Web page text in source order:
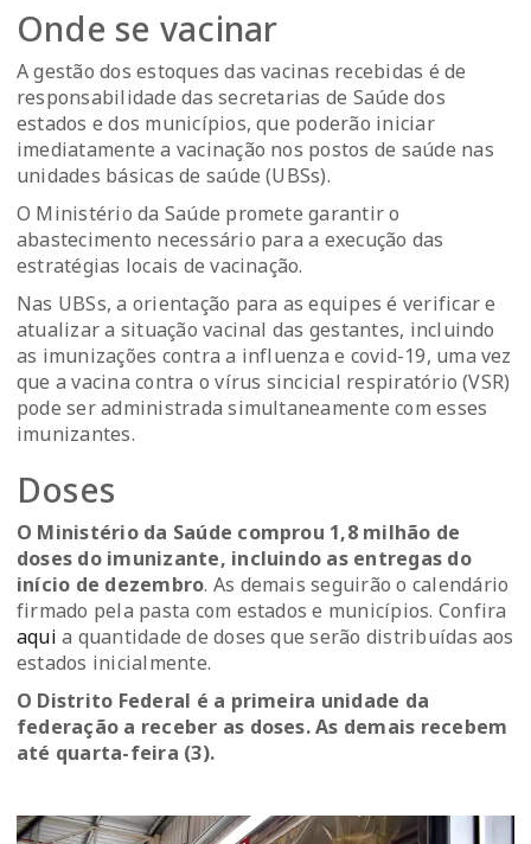
Onde se vacinar
A gestão dos estoques das vacinas recebidas é de
responsabilidade das secretarias de Saúde dos
estados e dos municípios, que poderão iniciar
imediatamente a vacinação nos postos de saúde nas
unidades básicas de saúde (UBSs).
O Ministério da Saúde promete garantir o
abastecimento necessário para a execução das
estratégias locais de vacinação.
Nas UBSs, a orientação para as equipes é verificar e
atualizar a situação vacinal das gestantes, incluindo
as imunizações contra a influenza e covid-19, uma vez
que a vacina contra o vírus sincicial respiratório (VSR)
pode ser administrada simultaneamente com esses
imunizantes.
Doses
O Ministério da Saúde comprou 1,8 milhão de
doses do imunizante, incluindo as entregas do
início de dezembro. As demais seguirão o calendário
firmado pela pasta com estados e municípios. Confira
aqui a quantidade de doses que serão distribuídas aos
estados inicialmente.
O Distrito Federal é a primeira unidade da
federação a receber as doses. As demais recebem
até quarta-feira (3).